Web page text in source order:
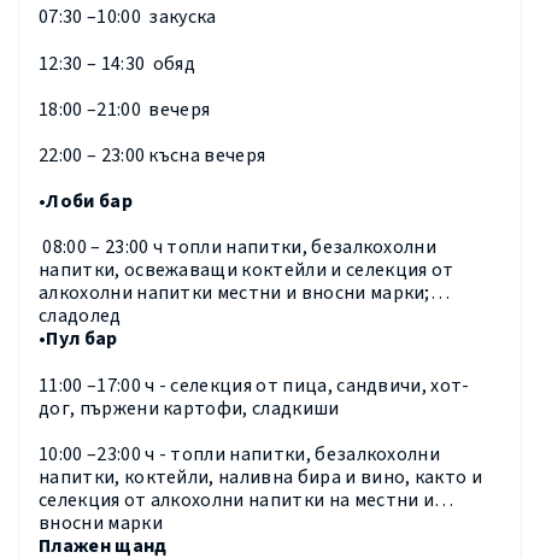
07:30 –10:00 закуска
12:30 – 14:30 обяд
18:00 –21:00 вечеря
22:00 – 23:00 късна вечеря
•Лоби бар
08:00 – 23:00 ч топли напитки, безалкохолни
напитки, освежаващи коктейли и селекция от
алкохолни напитки местни и вносни марки;
сладолед
•Пул бар
11:00 –17:00 ч - селекция от пица, сандвичи, хот-
дог, пържени картофи, сладкиши
10:00 –23:00 ч - топли напитки, безалкохолни
напитки, коктейли, наливна бира и вино, както и
селекция от алкохолни напитки на местни и
вносни марки
Плажен щанд